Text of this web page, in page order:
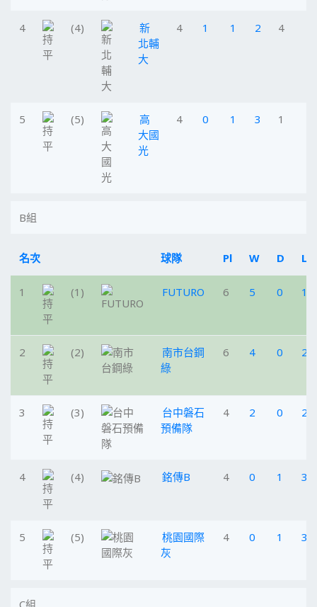
4 (4)
新
北輔
大
4 1 1 2 4
5 (5)
高
大國
光
4 0 1 3 1
B組
名次 球隊 Pl W D L
1 (1) FUTURO 6 5 0 1
2 (2)
南市台鋼
綠
6 4 0 2
3 (3)
台中磐石
預備隊
4 2 0 2
4 (4) 銘傳B 4 0 1 3
5 (5)
桃園國際
灰
4 0 1 3
C組